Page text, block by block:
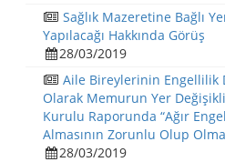
Sağlık Mazeretine Bağlı
Yapılacağı Hakkında Görüş
28/03/2019
Aile Bireylerinin Engellilik
Olarak Memurun Yer
Kurulu Raporunda “Ağır
Almasının Zorunlu Olup
28/03/2019